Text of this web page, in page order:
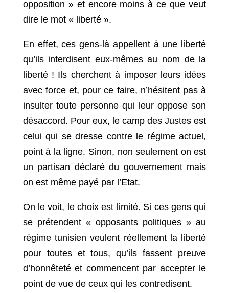
opposition » et encore moins à ce que veut
dire le mot « liberté ».
En effet, ces gens-là appellent à une liberté
qu’ils interdisent eux-mêmes au nom de la
liberté ! Ils cherchent à imposer leurs idées
avec force et, pour ce faire, n’hésitent pas à
insulter toute personne qui leur oppose son
désaccord. Pour eux, le camp des Justes est
celui qui se dresse contre le régime actuel,
point à la ligne. Sinon, non seulement on est
un partisan déclaré du gouvernement mais
on est même payé par l’Etat.
On le voit, le choix est limité. Si ces gens qui
se prétendent « opposants politiques » au
régime tunisien veulent réellement la liberté
pour toutes et tous, qu’ils fassent preuve
d’honnêteté et commencent par accepter le
point de vue de ceux qui les contredisent.